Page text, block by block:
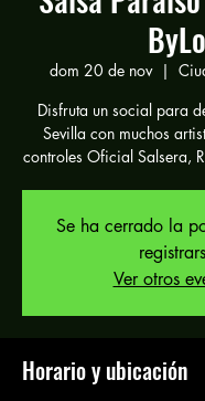
ByLo
dom 20 de nov
  |
Disfruta un social para
Sevilla con muchos
controles Oficial Salsera,
Se ha cerrado la
Ver otros
Horario y ubicación